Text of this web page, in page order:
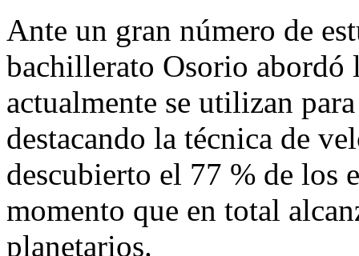
Ante un gran número de
bachillerato Osorio abordó
actualmente se utilizan
destacando la técnica de
descubierto el 77 % de los
momento que en total
planetarios.